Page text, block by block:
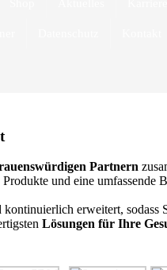
Partnern
Produkte und eine umfassende
erweitert, sodass
Lösungen für Ihre